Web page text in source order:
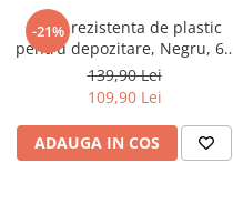
Gradina
Camping
Mobila
-21%
Cutie rezistenta de plastic
pentru depozitare, Negru, 60
litri
139,90 Lei
109,90 Lei
ADAUGA IN COS